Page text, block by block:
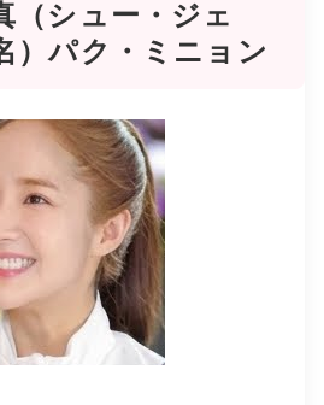
（シュー・ジェ
）パク・ミニョン